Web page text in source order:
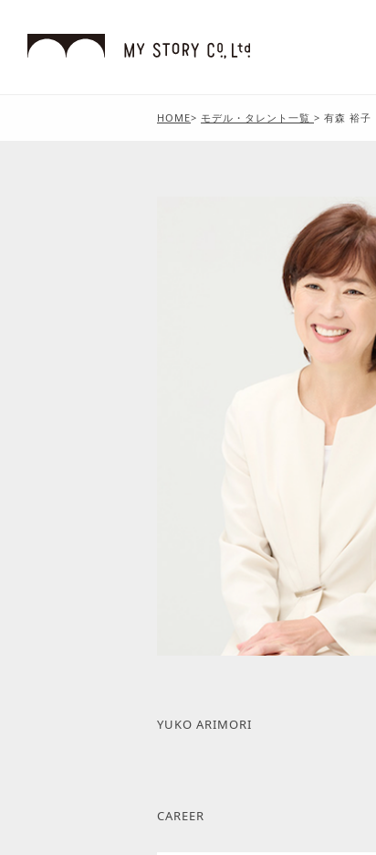
HOME> モデル・タレント一覧 > 有森 裕子
YUKO ARIMORI
CAREER